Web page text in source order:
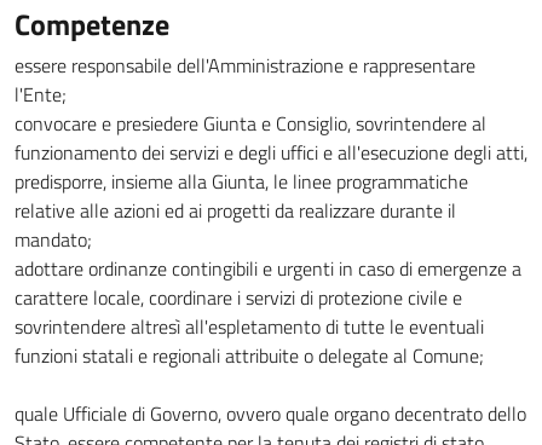
Competenze
essere responsabile dell'Amministrazione e rappresentare
l'Ente;
convocare e presiedere Giunta e Consiglio, sovrintendere al
funzionamento dei servizi e degli uffici e all'esecuzione degli atti,
predisporre, insieme alla Giunta, le linee programmatiche
relative alle azioni ed ai progetti da realizzare durante il
mandato;
adottare ordinanze contingibili e urgenti in caso di emergenze a
carattere locale, coordinare i servizi di protezione civile e
sovrintendere altresì all'espletamento di tutte le eventuali
funzioni statali e regionali attribuite o delegate al Comune;
quale Ufficiale di Governo, ovvero quale organo decentrato dello